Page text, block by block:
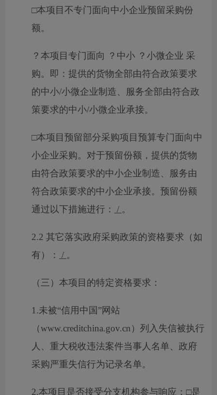
□本项目不专门面向中小企业预留采购份
额。
？ 本项目专门面向 ？ 中小 ？ 小微企业 采
购。即：提供的货物全部由符合政策要求
的中小/小微企业制造、服务全部由符合政
策要求的中小/小微企业承接。
□本项目预留部分采购项目预算专门面向中
小企业采购。对于预留份额，提供的货物
由符合政策要求的中小企业制造、服务由
符合政策要求的中小企业承接。预留份额
通过以下措施进行：
/ 。
2.2 其它落实政府采购政策的资格要求（如
有）：
/ 。
（三）本项目的特定资格要求：
1.未被“信用中国”网站
（www.creditchina.gov.cn）列入失信被执行
人、重大税收违法案件当事人名单、政府
采购严重失信行为记录名单。
2.本项目是否接受分支机构参与响应： □是